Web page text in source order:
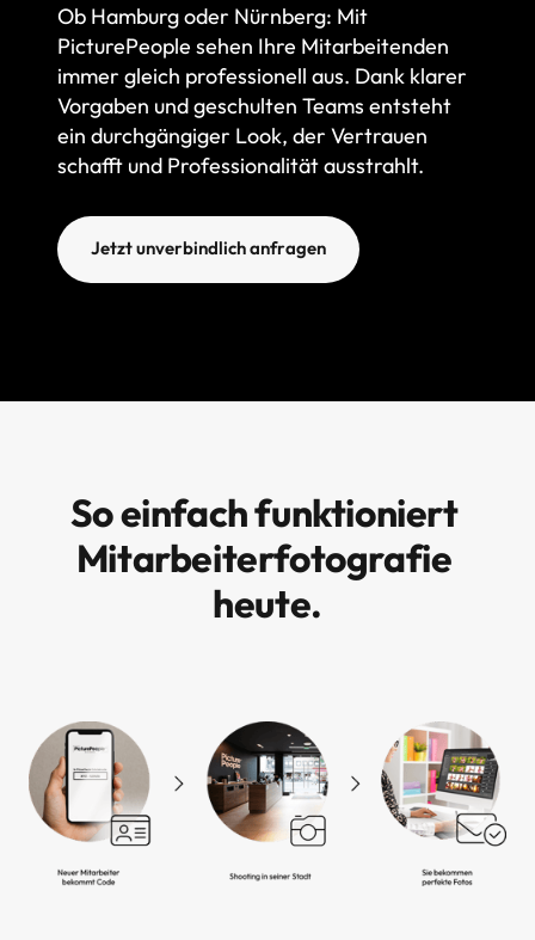
Ob Hamburg oder Nürnberg: Mit
PicturePeople sehen Ihre Mitarbeitenden
immer gleich professionell aus. Dank klarer
Vorgaben und geschulten Teams entsteht
ein durchgängiger Look, der Vertrauen
schafft und Professionalität ausstrahlt.
Jetzt unverbindlich anfragen
So einfach funktioniert
Mitarbeiterfotografie
heute.